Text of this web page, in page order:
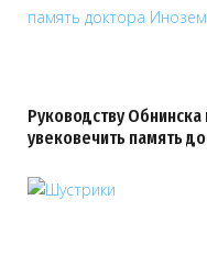
Руководству
увековечить память